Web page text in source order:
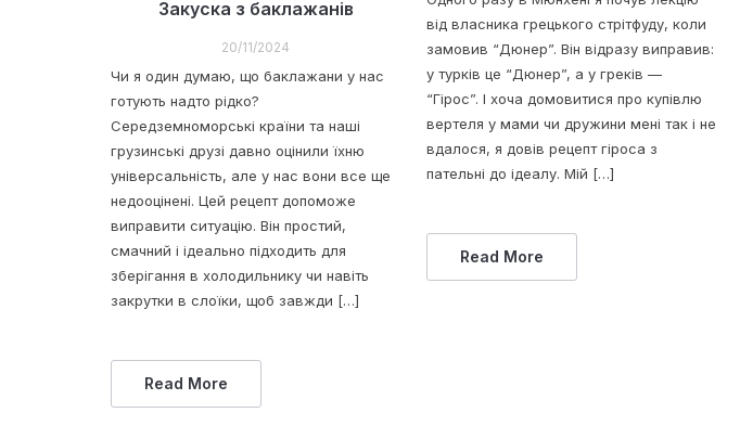
Закуска з баклажанів
20/11/2024
Чи я один думаю, що баклажани у нас
готують надто рідко?
Середземноморські країни та наші
грузинські друзі давно оцінили їхню
універсальність, але у нас вони все ще
недооцінені. Цей рецепт допоможе
виправити ситуацію. Він простий,
смачний і ідеально підходить для
зберігання в холодильнику чи навіть
закрутки в слоїки, щоб завжди […]
Read More
від власника грецького стрітфуду, коли
замовив “Дюнер”. Він відразу виправив:
у турків це “Дюнер”, а у греків —
“Гірос”. І хоча домовитися про купівлю
вертеля у мами чи дружини мені так і не
вдалося, я довів рецепт гіроса з
пательні до ідеалу. Мій […]
Read More